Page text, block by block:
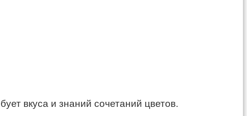
вкуса и знаний сочетаний цветов.